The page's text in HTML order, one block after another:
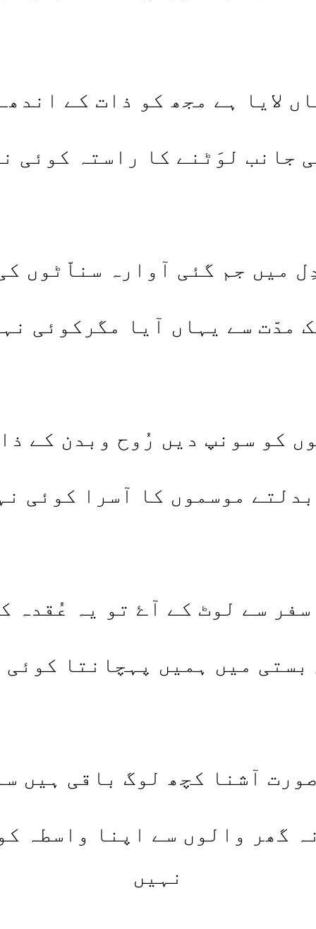
لایا ہے مجھ کو ذات کے
جانب لوَٹنے کا راستہ کوئی
میں جم گئی آوارہ سناّٹوں
مدّت سے یہاں آیا مگرکوئی
کو سونپ دیں رُوح وبدن کے
بدلتے موسموں کا آسرا کوئی
سفر سے لوٹ کے آۓ تو یہ عُقدہ
بستی میں ہمیں پہچانتا کوئی
آشنا کچھ لوگ باقی ہیں
گھر والوں سے اپنا واسطہ
نہیں